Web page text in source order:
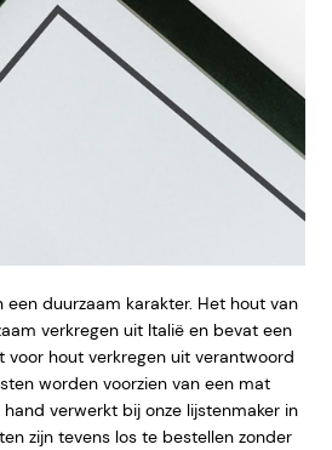
een duurzaam karakter. Het hout van
verkregen uit Italië en bevat een
voor hout verkregen uit verantwoord
worden voorzien van een mat
verwerkt bij onze lijstenmaker in
zijn tevens los te bestellen zonder